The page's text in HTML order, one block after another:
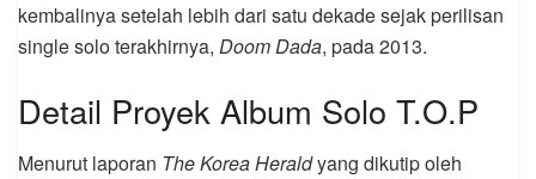
kembalinya setelah lebih dari satu dekade sejak perilisan
single solo terakhirnya, Doom Dada, pada 2013.
Detail Proyek Album Solo T.O.P
Menurut laporan The Korea Heraldyang dikutip oleh